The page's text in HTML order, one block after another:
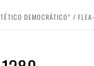
DEMOCRÁTICO”